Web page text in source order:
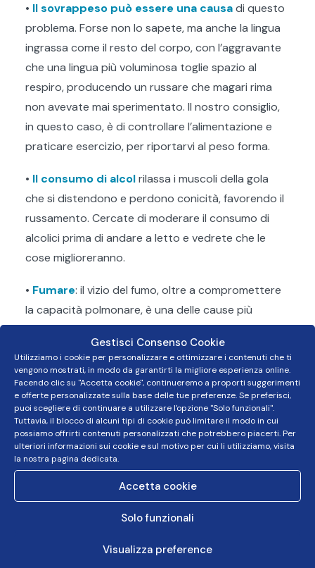
Gestisci Consenso Cookie
Utilizziamo i cookie per personalizzare e ottimizzare i contenuti che ti
vengono mostrati, in modo da garantirti la migliore esperienza online.
Facendo clic su "Accetta cookie", continueremo a proporti suggerimenti
e offerte personalizzate sulla base delle tue preferenze. Se preferisci,
puoi scegliere di continuare a utilizzare l'opzione "Solo funzionali".
Tuttavia, il blocco di alcuni tipi di cookie può limitare il modo in cui
possiamo offrirti contenuti personalizzati che potrebbero piacerti. Per
ulteriori informazioni sui cookie e sul motivo per cui li utilizziamo, visita
la nostra pagina dedicata.
Accetta cookie
Solo funzionali
Visualizza preference
• Il sovrappeso può essere una causadi questo
problema. Forse non lo sapete, ma anche la lingua
ingrassa come il resto del corpo, con l’aggravante
che una lingua più voluminosa toglie spazio al
respiro, producendo un russare che magari rima
non avevate mai sperimentato. Il nostro consiglio,
in questo caso, è di controllare l’alimentazione e
praticare esercizio, per riportarvi al peso forma.
• Il consumo di alcolrilassa i muscoli della gola
che si distendono e perdono conicità, favorendo il
russamento. Cercate di moderare il consumo di
alcolici prima di andare a letto e vedrete che le
cose miglioreranno.
• Fumare: il vizio del fumo, oltre a compromettere
la capacità polmonare, è una delle cause più
frequenti del russamento. Vi consigliamo di limitare
il consumo di sigarette, se non addirittura di
smettere di fumare.
•Assumi una corretta posizione: abbiamo già
spiegatoIN UN ALTRO ARTICOLOcome sia
importante assumere una posizione corretta per
dormire. Ma anche assumendo una posizione
consona, come è per esempio quella supina, il
problema del russare potrebbe non cessare. In
questo caso, potreste valutare l’acquisto di
tracheale di assumere una posizione corretta,